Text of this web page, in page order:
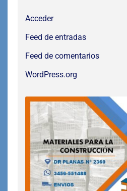
Acceder
Feed de entradas
Feed de comentarios
WordPress.org